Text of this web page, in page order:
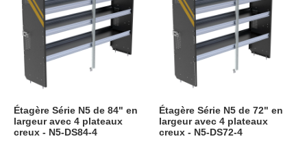
Étagère Série N5 de 84" en
largeur avec 4 plateaux
creux - N5-DS84-4
Étagère Série N5 de 72" en
largeur avec 4 plateaux
creux - N5-DS72-4